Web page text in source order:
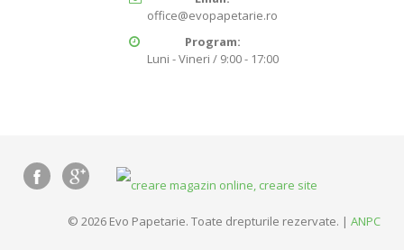
office@evopapetarie.ro
Program:
Luni - Vineri / 9:00 - 17:00
© 2026 Evo Papetarie. Toate drepturile rezervate. | ANPC